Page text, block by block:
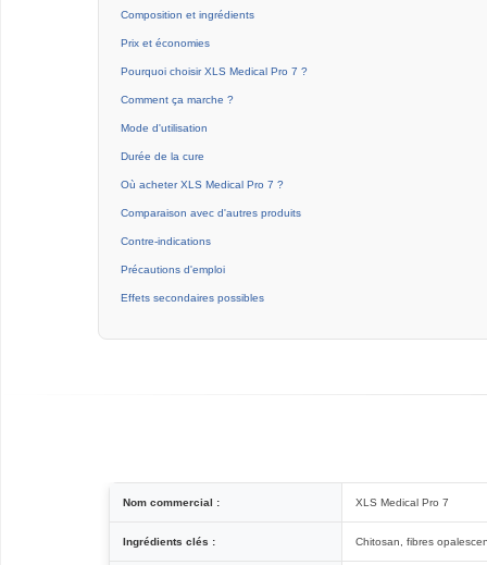
Composition et ingrédients
Prix et économies
Pourquoi choisir XLS Medical Pro 7 ?
Comment ça marche ?
Mode d'utilisation
Durée de la cure
Où acheter XLS Medical Pro 7 ?
Comparaison avec d'autres produits
Contre-indications
Précautions d'emploi
Effets secondaires possibles
Nom commercial : XLS Medical Pro 7
Ingrédients clés : Chitosan, fibres